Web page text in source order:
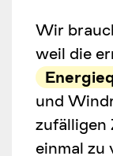
Wir
weil die
und
zufälligen
einmal zu